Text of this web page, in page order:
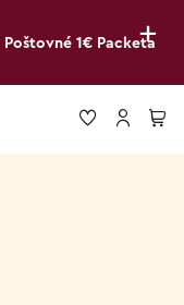
+
Poštovné 1€ Packeta